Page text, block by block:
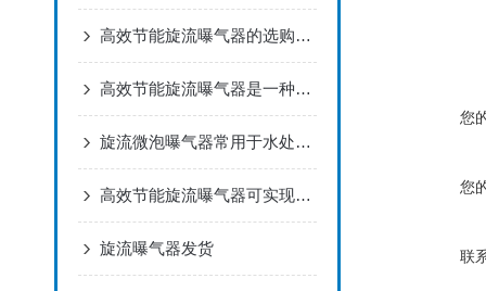
高效节能旋流曝气器的选购指南一起了解下
高效节能旋流曝气器是一种用于污水处理的设备
旋流微泡曝气器常用于水处理和废水处理过程中
高效节能旋流曝气器可实现气液固三相充分混合
旋流曝气器发货
您
您
联